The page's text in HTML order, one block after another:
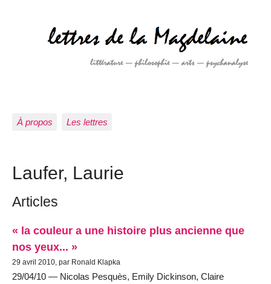
À propos Les lettres
Laufer, Laurie
Articles
« la couleur a une histoire plus ancienne que
nos yeux... »
29 avril 2010, par Ronald Klapka
29/04/10 — Nicolas Pesquès, Emily Dickinson, Claire